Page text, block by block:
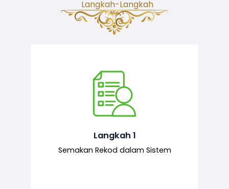
Langkah-Langkah
Langkah 1
Semakan Rekod dalam Sistem
Semakan ke atas sejarah permohonan
yang pernah dibuat oleh pemohon,